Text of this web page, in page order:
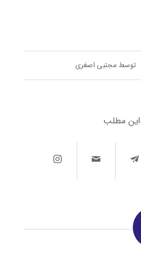
توسطمجتبی اصغری
این مطلب